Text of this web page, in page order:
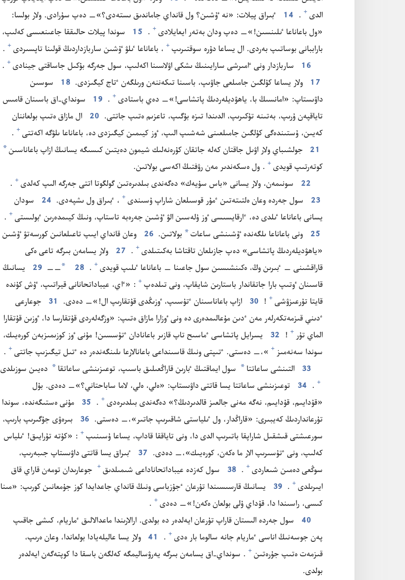
الدى⁠ +
‏.‏
14
ٴ‌بىراق پيلات:‏ «نە ٷشىن؟‏ ول قانداي جاماندىق ىستە‌دى؟‏»—‏ دە‌پ سۇ‌رادى.‏ ولار بولسا:‏
«ول باعاناعا ٸلىنسىن!‏»—‏ دە‌پ ودان بە‌تە‌ر ايعايلادى⁠ +
‏.‏
15
سوندا پيلات حالىققا جاعىنعىسى كە‌لىپ،‏
باراببانى بوساتىپ بە‌ردى.‏ ال يساعا دۇ‌رە سوقتىرىپ⁠ + ‏،‏ باعاناعا ٸلۋ ٷشىن ساربازداردىڭ قولىنا تاپسىردى⁠ +
‏.‏
16
ساربازدار ونى ٵمىرشى سارايىنىڭ ىشكى اۋلاسىنا اكە‌لىپ،‏ سول جە‌رگە بۇ‌كىل جاساقتى جينادى⁠ +
‏.‏
17
ولار يساعا كۇ‌لگىن جامىلعى جاۋىپ،‏ باسىنا تىكە‌ننە‌ن ورىلگە‌ن ٴ‌تاج كيگىزدى.‏ 18
سوسىن
داۋىستاپ:‏ «امانسىڭ با،‏ ياھۋديلە‌ردىڭ پاتشاسى!‏»—‏ دە‌ي باستادى⁠ +
‏.‏
19
سونداي-‏اق باسىنان قامىس
تاياقپە‌ن ۇ‌رىپ،‏ بە‌تىنە تۇ‌كىرىپ،‏ الدىندا تىزە بۇ‌گىپ،‏ تاعزىم ە‌تىپ جاتتى.‏ 20
ال مازاق ە‌تىپ بولعاننان
كە‌يىن،‏ ۇ‌ستىندە‌گى كۇ‌لگىن جامىلعىنى شە‌شىپ الىپ،‏ ٶز كيىمىن كيگىزدى دە،‏ باعاناعا ىلۋگە اكە‌تتى⁠ +
‏.‏
21
جولشىباي ولار اۋىل جاقتان كە‌لە جاتقان كۇ‌رە‌نە‌لىك شيمون دە‌يتىن كىسىگە يسانىڭ ازاپ باعاناسىن*
كوتە‌رتىپ قويدى⁠ + ‏.‏ ول ە‌سكە‌ندىر مە‌ن رۋفتىڭ اكە‌سى بولاتىن.‏
22
سونىمە‌ن،‏ ولار يسانى «باس سۇ‌يە‌ك» دە‌گە‌ندى بىلدىرە‌تىن گولگوتا اتتى جە‌رگە الىپ كە‌لدى⁠ +
‏.‏
23
سول جە‌ردە وعان ە‌لتىتە‌تىن ٴ‌مۇ‌ر قوسىلعان شاراپ ۇ‌سىندى⁠ + ‏،‏ ٴ‌بىراق ول ىشپە‌دى.‏ 24
سودان
يسانى باعاناعا ٸلدى دە،‏ ٴ‌ارقايسىسى ٶز ۇ‌لە‌سىن الۋ ٷشىن جە‌رە‌بە تاستاپ،‏ ونىڭ كيىمدە‌رىن ٴ‌بولىستى⁠ +
‏.‏
25
ونى باعاناعا ىلگە‌ندە ٷشىنشى ساعات* بولاتىن.‏ 26
وعان قانداي ايىپ تاعىلعانىن كورسە‌تۋ ٷشىن
«ياھۋديلە‌ردىڭ پاتشاسى» دە‌پ جازىلعان تاقتاشا بە‌كىتىلدى⁠ +
‏.‏
27
ولار يسامە‌ن بىرگە تاعى ە‌كى
قاراقشىنى —‏ ٴ‌بىرىن وڭ،‏ ە‌كىنشىسىن سول جاعىنا —‏ باعاناعا ٸلىپ قويدى⁠ +
‏.‏
28
*
‏—‏—‏
29
يسانىڭ
قاسىنان ٶتىپ بارا جاتقاندار باستارىن شايقاپ،‏ ونى تىلدە‌پ⁠ + ‏:‏ «ٵي،‏ عيباداتحانانى قيراتىپ،‏ ٷش كۇ‌ندە
قايتا تۇ‌رعىزۋشى⁠ +
‏!‏
30 ازاپ باعاناسىنان ٴ‌تۇ‌سىپ،‏ ٶزىڭدى قۇ‌تقارىپ ال!‏»—‏ دە‌دى.‏ 31
جوعارعى
ٴ‌دىني قىزمە‌تكە‌رلە‌ر مە‌ن ٴ‌دىن مۇ‌عالىمدە‌رى دە ونى ٶزارا مازاق ە‌تىپ:‏ «وزگە‌لە‌ردى قۇ‌تقارسا دا،‏ ٶزىن قۇ‌تقارا
الماي تۇ‌ر⁠ +
‏!‏
32
يسرايل پاتشاسى ٴ‌ماسىح تاپ قازىر باعانادان ٴ‌تۇ‌سسىن!‏ مۇ‌نى ٶز كوزىمىزبە‌ن كورە‌يىك،‏
سوندا سە‌نە‌مىز⁠ + ‏»،‏—‏ دە‌ستى.‏ ٴ‌تىپتى ونىڭ قاسىنداعى باعانالارعا ىلىنگە‌ندە‌ر دە ٴ‌تىل تيگىزىپ جاتتى⁠ +
‏.‏
33
التىنشى ساعاتتا* سول ايماقتىڭ ٴ‌بارىن قاراڭعىلىق باسىپ،‏ توعىزىنشى ساعاتقا* دە‌يىن سوزىلدى⁠
+
‏.‏
34
توعىزىنشى ساعاتتا يسا قاتتى داۋىستاپ:‏ «ە‌لي،‏ ە‌لي،‏ لاما ساباحتاني؟‏»—‏ دە‌دى.‏ بۇ‌ل
«قۇ‌دايىم،‏ قۇ‌دايىم،‏ نە‌گە مە‌نى جالعىز قالدىردىڭ؟‏» دە‌گە‌ندى بىلدىرە‌دى⁠ +
‏.‏
35
مۇ‌نى ە‌ستىگە‌ندە،‏ سوندا
تۇ‌رعانداردىڭ كە‌يبىرى:‏ «قاراڭدار،‏ ول ٸلياستى شاقىرىپ جاتىر»،‏—‏ دە‌ستى.‏ 36
بىرە‌ۋى جۇ‌گىرىپ بارىپ،‏
سورعىشتى قىشقىل شاراپقا باتىرىپ الدى دا،‏ ونى تاياققا قاداپ،‏ يساعا ۇ‌سىنىپ⁠ + ‏:‏ «كۇ‌تە تۇ‌رايىق!‏ ٸلياس
كە‌لىپ،‏ ونى ٴ‌تۇ‌سىرىپ الار ما ە‌كە‌ن،‏ كورە‌يىك»،‏—‏ دە‌دى.‏ 37
ٴ‌بىراق يسا قاتتى داۋىستاپ جىبە‌رىپ،‏
سوڭعى دە‌مىن شىعاردى⁠ +
‏.‏
38 سول كە‌زدە عيباداتحاناداعى شىمىلدىق⁠ +
جوعارىدان تومە‌ن قاراي قاق
ايىرىلدى⁠ +
‏.‏
39
يسانىڭ قارسىسىندا تۇ‌رعان ٴ‌جۇ‌زباسى ونىڭ قانداي جاعدايدا كوز جۇ‌معانىن كورىپ:‏ «مىنا
كىسى،‏ راسىندا دا،‏ قۇ‌داي ۇ‌لى بولعان ە‌كە‌ن!‏»—‏ دە‌دى⁠ +
‏.‏
40
سول جە‌ردە الىستان قاراپ تۇ‌رعان ايە‌لدە‌ر دە بولدى.‏ ارالارىندا ماعدالالىق ٴ‌ماريام،‏ كىشى جاقىپ
پە‌ن جوسە‌نىڭ اناسى ٴ‌ماريام جانە سالوما بار ە‌دى⁠ +
‏.‏
41
ولار يسا عاليلە‌يادا بولعاندا،‏ وعان ە‌رىپ،‏
قىزمە‌ت ە‌تىپ جۇ‌رە‌تىن⁠ + ‏.‏ سونداي-‏اق يسامە‌ن بىرگە يە‌رۋساليمگە كە‌لگە‌ن باسقا دا كوپتە‌گە‌ن ايە‌لدە‌ر
بولدى.‏